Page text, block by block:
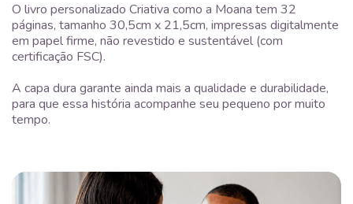
O livro personalizado Criativa como a Moana tem 32
páginas, tamanho 30,5cm x 21,5cm, impressas digitalmente
em papel firme, não revestido e sustentável (com
certificação FSC).
A capa dura garante ainda mais a qualidade e durabilidade,
para que essa história acompanhe seu pequeno por muito
tempo.